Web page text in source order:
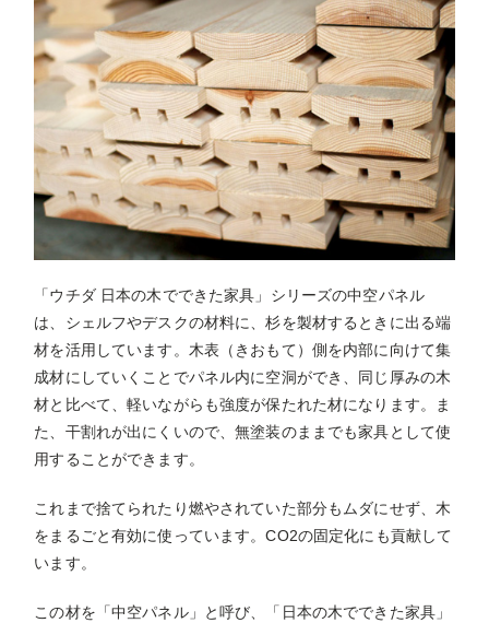
「ウチダ 日本の木でできた家具」シリーズの中空パネル
は、シェルフやデスクの材料に、杉を製材するときに出る端
材を活用しています。木表（きおもて）側を内部に向けて集
成材にしていくことでパネル内に空洞ができ、同じ厚みの木
材と比べて、軽いながらも強度が保たれた材になります。ま
た、干割れが出にくいので、無塗装のままでも家具として使
用することができます。
これまで捨てられたり燃やされていた部分もムダにせず、木
をまるごと有効に使っています。CO2の固定化にも貢献して
います。
この材を「中空パネル」と呼び、「日本の木でできた家具」